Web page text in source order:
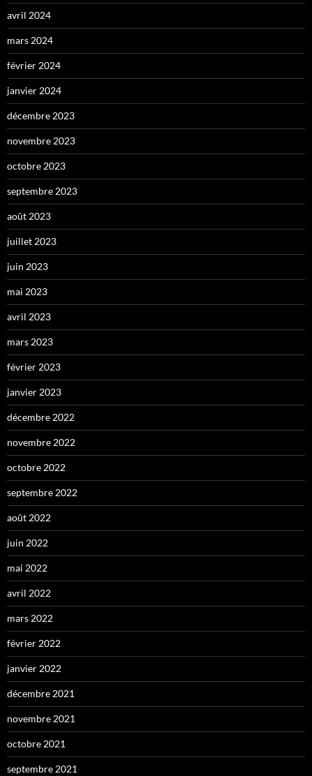
avril 2024
mars 2024
février 2024
janvier 2024
décembre 2023
novembre 2023
octobre 2023
septembre 2023
août 2023
juillet 2023
juin 2023
mai 2023
avril 2023
mars 2023
février 2023
janvier 2023
décembre 2022
novembre 2022
octobre 2022
septembre 2022
août 2022
juin 2022
mai 2022
avril 2022
mars 2022
février 2022
janvier 2022
décembre 2021
novembre 2021
octobre 2021
septembre 2021